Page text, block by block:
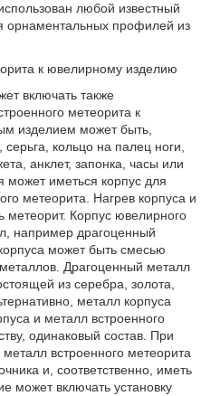
любой известный
орнаментальных профилей из
к ювелирному изделию
включать также
метеорита к
изделием может быть,
кольцо на палец ноги,
анклет, запонка, часы или
иметься корпус для
метеорита. Нагрев корпуса и
метеорит. Корпус ювелирного
например драгоценный
может быть смесью
Драгоценный металл
из серебра, золота,
металл корпуса
и металл встроенного
одинаковый состав. При
встроенного метеорита
и, соответственно, иметь
может включать установку